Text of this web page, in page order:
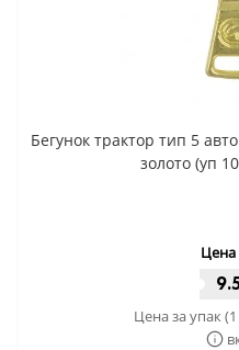
Бегунок трактор тип 5
золото (уп
Цена за упак